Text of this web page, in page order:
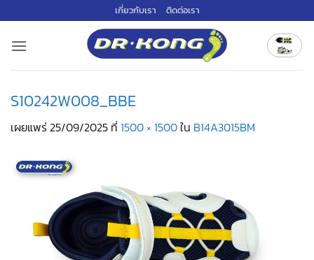
ไป
เกี่ยวกับเรา ติดต่อเรา
S10242W008_BBE
เผยแพร่25/09/2025 ที่ 1500 × 1500ใน B14A3015BM